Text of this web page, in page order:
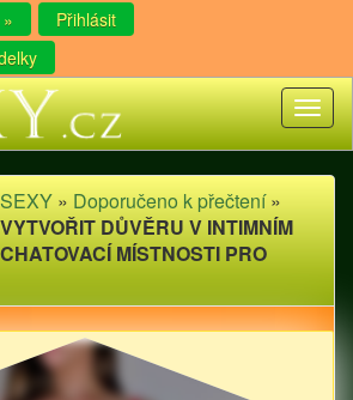
Přihlásit
» Doporučeno k přečtení»
DŮVĚRU V INTIMNÍM
MÍSTNOSTI PRO